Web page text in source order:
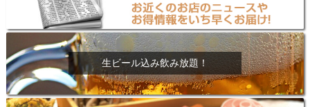
生ビール込み飲み放題！